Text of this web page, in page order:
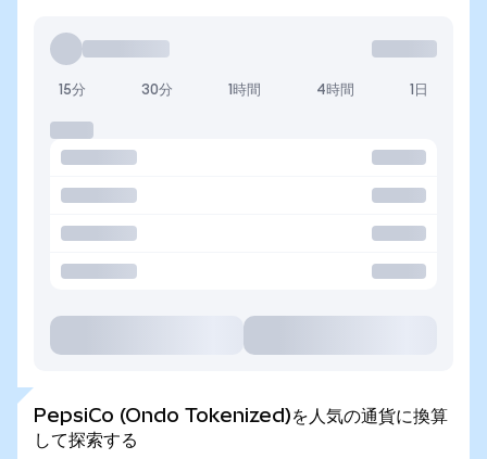
15分 30分 1時間 4時間 1日
PepsiCo (Ondo Tokenized)を人気の通貨に換算
して探索する